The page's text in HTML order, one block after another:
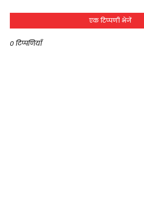
एक टिप्पणी भेजें
0 टिप्पणियाँ